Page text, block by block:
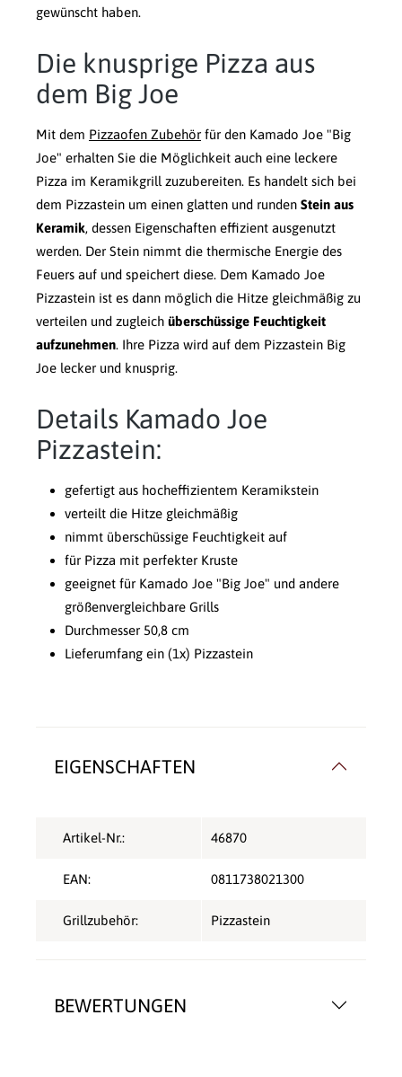
gewünscht haben.
Die knusprige Pizza aus
dem Big Joe
Mit dem Pizzaofen Zubehör für den Kamado Joe "Big
Joe" erhalten Sie die Möglichkeit auch eine leckere
Pizza im Keramikgrill zuzubereiten. Es handelt sich bei
dem Pizzastein um einen glatten und runden Stein aus
Keramik, dessen Eigenschaften effizient ausgenutzt
werden. Der Stein nimmt die thermische Energie des
Feuers auf und speichert diese. Dem Kamado Joe
Pizzastein ist es dann möglich die Hitze gleichmäßig zu
verteilen und zugleich überschüssige Feuchtigkeit
aufzunehmen. Ihre Pizza wird auf dem Pizzastein Big
Joe lecker und knusprig.
Details Kamado Joe
Pizzastein:
gefertigt aus hocheffizientem Keramikstein
verteilt die Hitze gleichmäßig
nimmt überschüssige Feuchtigkeit auf
für Pizza mit perfekter Kruste
geeignet für Kamado Joe "Big Joe" und andere
größenvergleichbare Grills
Durchmesser 50,8 cm
Lieferumfang ein (1x) Pizzastein
BEWERTUNGEN
EIGENSCHAFTEN
Artikel-Nr.: 46870
EAN: 0811738021300
Grillzubehör: Pizzastein